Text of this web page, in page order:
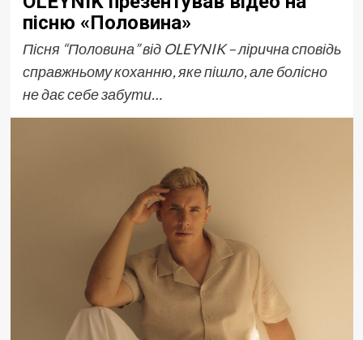
пісню «Половина»
Пісня “Половина” від OLEYNIK – лірична сповідь
справжньому коханню, яке пішло, але болісно
не дає себе забути…